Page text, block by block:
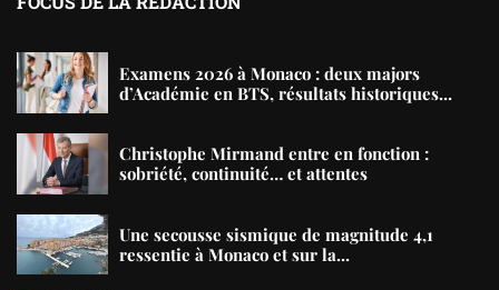
Examens 2026 à Monaco : deux majors
d’Académie en BTS, résultats historiques...
Christophe Mirmand entre en fonction :
sobriété, continuité… et attentes
Une secousse sismique de magnitude 4,1
ressentie à Monaco et sur la...